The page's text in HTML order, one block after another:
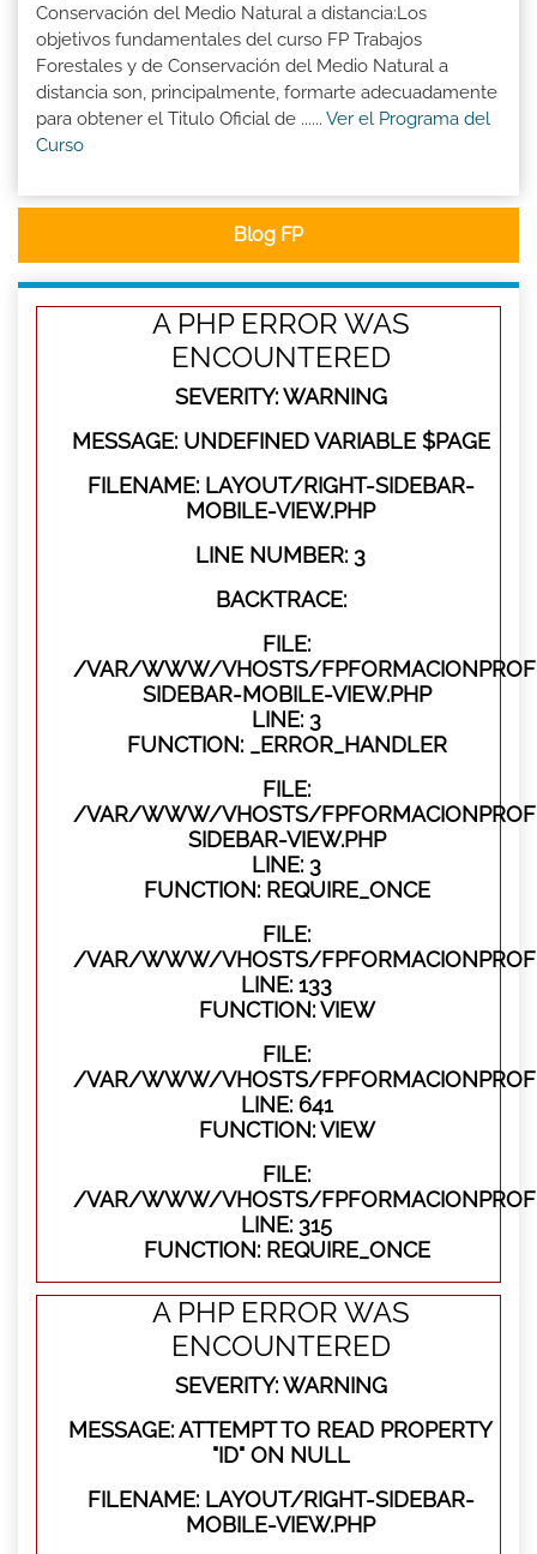
Conservación del Medio Natural a distancia:Los
objetivos fundamentales del curso FP Trabajos
Forestales y de Conservación del Medio Natural a
distancia son, principalmente, formarte adecuadamente
para obtener el Titulo Oficial de ...... Ver el Programa del
Curso
Blog FP
A PHP ERROR WAS
ENCOUNTERED
SEVERITY: WARNING
MESSAGE: UNDEFINED VARIABLE $PAGE
FILENAME: LAYOUT/RIGHT-SIDEBAR-
MOBILE-VIEW.PHP
LINE NUMBER: 3
BACKTRACE:
FILE:
/VAR/WWW/VHOSTS/
SIDEBAR-MOBILE-VIEW.PHP
LINE: 3
FUNCTION: _ERROR_HANDLER
FILE:
/VAR/WWW/VHOSTS/
SIDEBAR-VIEW.PHP
LINE: 3
FUNCTION: REQUIRE_ONCE
FILE:
/VAR/WWW/VHOSTS/
LINE: 133
FUNCTION: VIEW
FILE:
/VAR/WWW/VHOSTS/
LINE: 641
FUNCTION: VIEW
FILE:
/VAR/WWW/VHOSTS/
LINE: 315
FUNCTION: REQUIRE_ONCE
A PHP ERROR WAS
ENCOUNTERED
SEVERITY: WARNING
MESSAGE: ATTEMPT TO READ PROPERTY
"ID" ON NULL
FILENAME: LAYOUT/RIGHT-SIDEBAR-
MOBILE-VIEW.PHP